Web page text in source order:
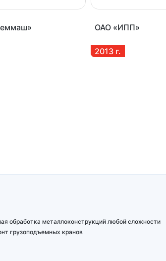
ОАО «ИПП»
2013 г.
обработка металлоконструкций любой сложности
грузоподъемных кранов